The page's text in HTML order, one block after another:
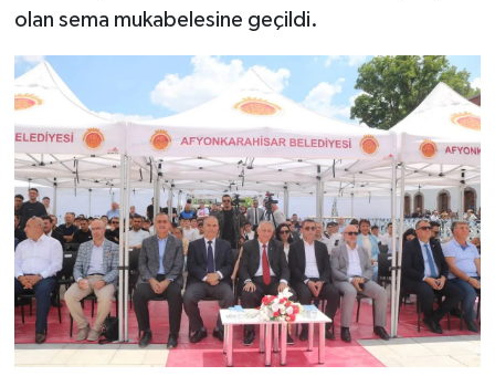
olan sema mukabelesine geçildi.